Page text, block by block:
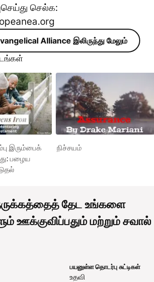
செல்க:
Alliance இலிருந்து மேலும்
இரும்பைக்
பழைய
நிச்சயம்
தேட உங்களை
ஊக்குவிப்பதும் மற்றும் சவால்
பயனுள்ள தொடர்பு சுட்டிகள்
உதவி